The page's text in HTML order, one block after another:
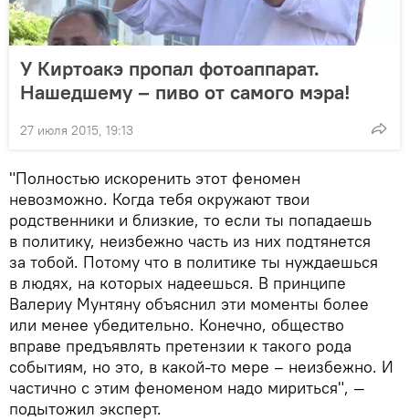
У Киртоакэ пропал фотоаппарат.
Нашедшему – пиво от самого мэра!
27 июля 2015, 19:13
"Полностью искоренить этот феномен
невозможно. Когда тебя окружают твои
родственники и близкие, то если ты попадаешь
в политику, неизбежно часть из них подтянется
за тобой. Потому что в политике ты нуждаешься
в людях, на которых надеешься. В принципе
Валериу Мунтяну объяснил эти моменты более
или менее убедительно. Конечно, общество
вправе предъявлять претензии к такого рода
событиям, но это, в какой-то мере – неизбежно. И
частично с этим феноменом надо мириться", —
подытожил эксперт.